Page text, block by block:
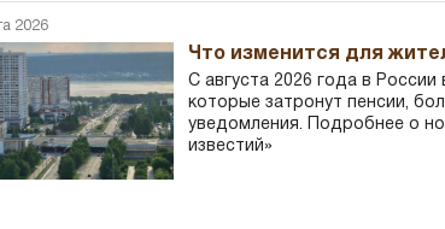
2026
Что изменится для
С августа 2026 года в
которые затронут пенсии,
уведомления. Подробнее о
известий»